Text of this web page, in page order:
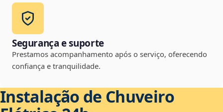
Segurança e suporte
Prestamos acompanhamento após o serviço, oferecendo
confiança e tranquilidade.
Instalação de Chuveiro